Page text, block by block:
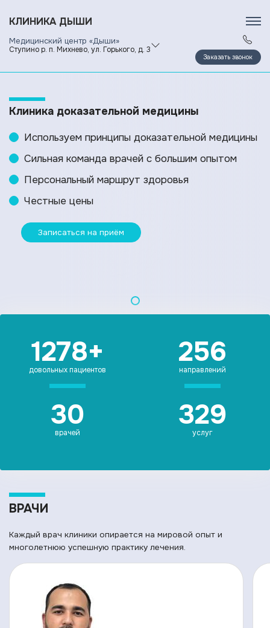
КЛИНИКА ДЫШИ
Медицинский центр «Дыши»
Ступино р. п. Михнево, ул. Горького, д. 3
Заказать звонок
Клиника доказательной медицины
Используем принципы доказательной медицины
Сильная команда врачей с большим опытом
Персональный маршрут здоровья
Честные цены
Записаться на приём
1278+
довольных пациентов
256
направлений
30
врачей
329
услуг
ВРАЧИ
Каждый врач клиники опирается на мировой опыт и
многолетнюю успешную практику лечения.